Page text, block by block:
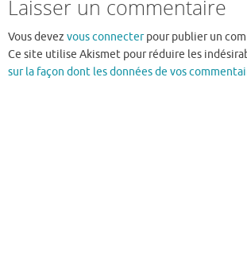
Laisser un commentaire
Vous devez vous connecterpour publier un
Ce site utilise Akismet pour réduire les
sur la façon dont les données de vos